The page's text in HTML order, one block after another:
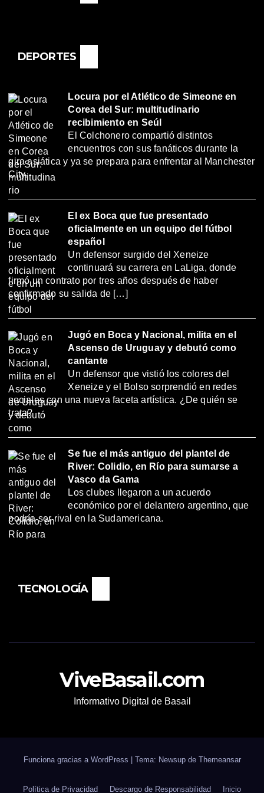
DEPORTES
Locura por el Atlético de Simeone en
Corea del Sur: multitudinario
recibimiento en Seúl
El Colchonero compartió distintos
encuentros con sus fanáticos durante la
gira asiática y ya se prepara para enfrentar al Manchester
City.
El ex Boca que fue presentado
oficialmente en un equipo del fútbol
español
Un defensor surgido del Xeneize
continuará su carrera en LaLiga, donde
firmó un contrato por tres años después de haber
confirmado su salida de […]
Jugó en Boca y Nacional, milita en el
Ascenso de Uruguay y debutó como
cantante
Un defensor que vistió los colores del
Xeneize y el Bolso sorprendió en redes
sociales con una nueva faceta artística. ¿De quién se
trata?
Se fue el más antiguo del plantel de
River: Colidio, en Río para sumarse a
Vasco da Gama
Los clubes llegaron a un acuerdo
económico por el delantero argentino, que
podría ser rival en la Sudamericana.
TECNOLOGÍA
ViveBasail.com
Informativo Digital de Basail
Funciona gracias a WordPress Tema: Newsup de Themeansar
Política de Privacidad Descargo de Responsabilidad Inicio